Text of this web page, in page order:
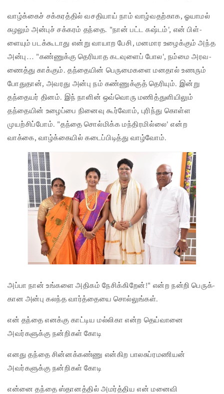
வாழ்க்கைச் சக்­க­ரத்தில் வச­தியாய் நாம் வாழ்­வ­தற்­காக, ஓயாமல்
சுழலும் அன்புச் சக்­கரம் தந்தை. "நான் பட்ட கஷ்டம்', என் பிள்­
ளையும் படக்­கூ­டாது என்று வாயாற பேசி, மன­மார உழைக்கும் அந்த
அன்பு… "கண்­ணுக்கு தெரி­யாத கட­வுளைப் போல', நம்மை அர­வ­
ணைத்து காக்கும். தந்­தையின் பெரு­மை­களை மனதால் உணரும்
போதுதான், அவரது அன்பு நம் கண்ணுக்குத் தெரியும். இன்று
தந்தையர் தினம். இந் நாளின் ஒவ்வொரு மணித்துளியிலும்
தந்தையின் உழைப்பை நினைவு கூர்வோம், புரிந்து கொள்ள
முயற்சிப்போம். "தந்தை சொல்மிக்க மந்திரமில்லை' என்ற
வாக்கை, வாழ்க்கையில் கடைப்பிடித்து வாழ்வோம்.
அப்பா நான் உங்­களை அதிகம் நேசிக்­கிறேன்!" என்ற நன்றி பெருக்­
கான அன்பு கலந்த வார்த்­தையை சொல்­லுங்கள்.
என் தந்தை எனக்கு காட்டிய மல்லிகா என்ற தெய்வானை
அவர்களுக்கு நன்றிகள் கோடி
எனது தந்தை சின்னக்கண்ணு என்கிற பாலசுப்ரமணியன்
அவர்களுக்கு நன்றிகள் கோடி
என்னை தந்தை ஸ்தானத்தில் அமர்த்திய என் மனைவி